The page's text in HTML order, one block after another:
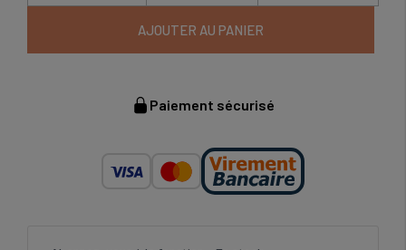
AJOUTER AU PANIER
Paiement sécurisé